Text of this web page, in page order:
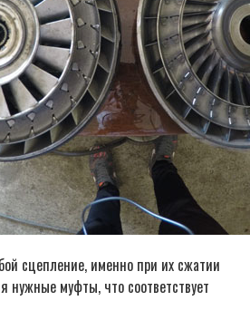
сцепление, именно при их сжатии
нужные муфты, что соответствует